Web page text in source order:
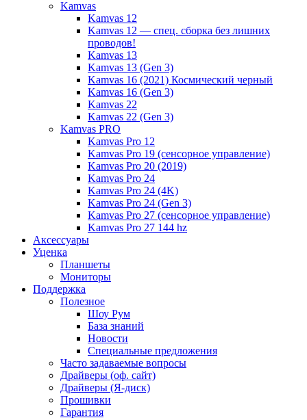
Kamvas
Kamvas 12
Kamvas 12 — спец. сборка без лишних
проводов!
Kamvas 13
Kamvas 13 (Gen 3)
Kamvas 16 (2021) Космический черный
Kamvas 16 (Gen 3)
Kamvas 22
Kamvas 22 (Gen 3)
Kamvas PRO
Kamvas Pro 12
Kamvas Pro 19 (сенсорное управление)
Kamvas Pro 20 (2019)
Kamvas Pro 24
Kamvas Pro 24 (4K)
Kamvas Pro 24 (Gen 3)
Kamvas Pro 27 (сенсорное управление)
Kamvas Pro 27 144 hz
Аксессуары
Уценка
Планшеты
Мониторы
Поддержка
Полезное
Шоу Рум
База знаний
Новости
Специальные предложения
Часто задаваемые вопросы
Драйверы (оф. сайт)
Драйверы (Я-диск)
Прошивки
Гарантия